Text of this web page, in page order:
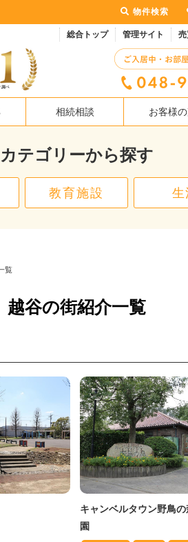
総合トップ 管理サイト 売
相続相談 お客様
カテゴリーから探す
教育施設 生
覧
越谷の街紹介一覧
キャンベルタウン野鳥
園
物件検索